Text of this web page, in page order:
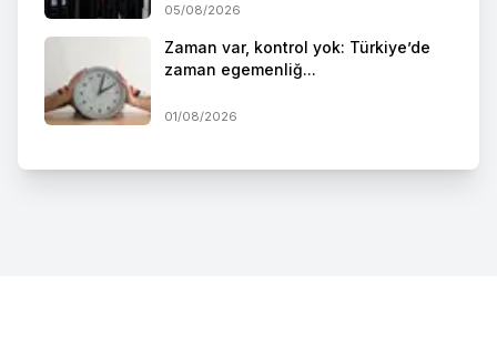
05/08/2026
Zaman var, kontrol yok: Türkiye’de
zaman egemenliğ...
01/08/2026